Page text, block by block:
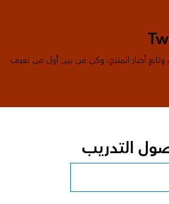
أخبار المنتج، وكن من بين أول من تعرف
التدريب